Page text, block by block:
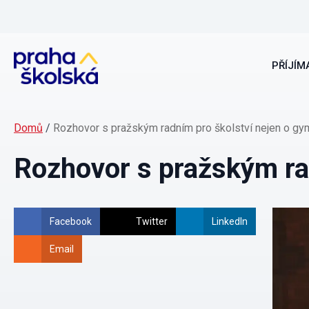
Domů / Rozhovor s pražským radním pro školství nejen o
Rozhovor s pražským
Facebook Twitter LinkedIn
Email